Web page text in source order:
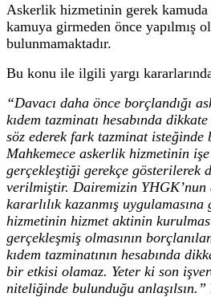
Askerlik hizmetinin gerek kamuda
kamuya girmeden önce yapılmış
bulunmamaktadır.
Bu konu ile ilgili yargı
“Davacı daha önce borçlandığı
kıdem tazminatı hesabında
söz ederek fark tazminat isteğinde
Mahkemece askerlik hizmetinin
gerçekleştiği gerekçe gösterilerek
verilmiştir. Dairemizin YHGK’nun
kararlılık kazanmış
hizmetinin hizmet aktinin
gerçekleşmiş olmasının
kıdem tazminatının hesabında
bir etkisi olamaz. Yeter ki son
niteliğinde bulunduğu anlaşılsın.”